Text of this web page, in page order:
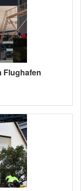
Flughafen